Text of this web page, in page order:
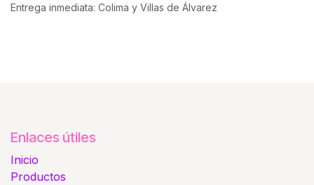
Entrega inmediata: Colima y Villas de Álvarez
Enlaces útiles
Inicio
Productos